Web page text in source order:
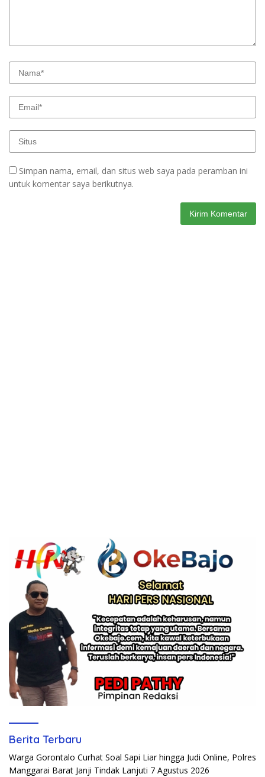
Simpan nama, email, dan situs web saya pada peramban ini
untuk komentar saya berikutnya.
Berita Terbaru
Warga Gorontalo Curhat Soal Sapi Liar hingga Judi Online, Polres
Manggarai Barat Janji Tindak Lanjuti 7 Agustus 2026